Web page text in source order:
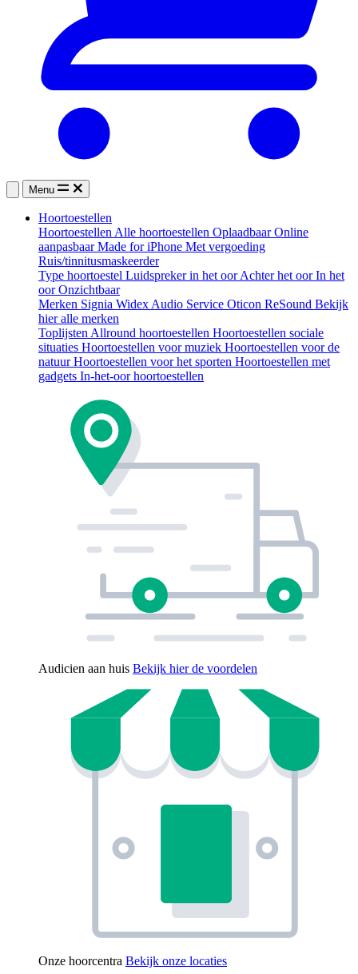
Menu
Hoortoestellen
Hoortoestellen Alle hoortoestellen OplaadbaarOnline
aanpasbaarMade for iPhone Met vergoeding
Ruis/tinnitusmaskeerder
Type hoortoestel Luidspreker in het oorAchter het oorIn het
oorOnzichtbaar
Merken Signia Widex Audio Service Oticon ReSound Bekijk
hier alle merken
Toplijsten Allround hoortoestellen Hoortoestellen sociale
situaties Hoortoestellen voor muziek Hoortoestellen voor de
natuurHoortoestellen voor het sporten Hoortoestellen met
gadgets In-het-oor hoortoestellen
Audicien aan huis Bekijk hier de voordelen
Onze hoorcentra Bekijk onze locaties